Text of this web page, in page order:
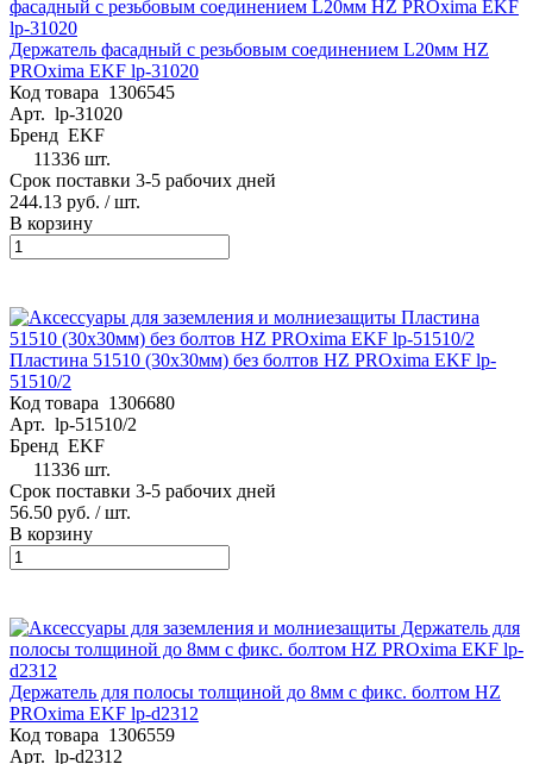
Держатель фасадный с резьбовым соединением L20мм HZ
PROxima EKF lp-31020
Код товара 1306545
Арт. lp-31020
Бренд EKF
11336 шт.
Срок поставки 3-5 рабочих дней
244.13 руб. / шт.
В корзину
Пластина 51510 (30х30мм) без болтов HZ PROxima EKF lp-
51510/2
Код товара 1306680
Арт. lp-51510/2
Бренд EKF
11336 шт.
Срок поставки 3-5 рабочих дней
56.50 руб. / шт.
В корзину
Держатель для полосы толщиной до 8мм с фикс. болтом HZ
PROxima EKF lp-d2312
Код товара 1306559
Арт. lp-d2312